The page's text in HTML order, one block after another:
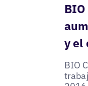
BIO
y el
BIO